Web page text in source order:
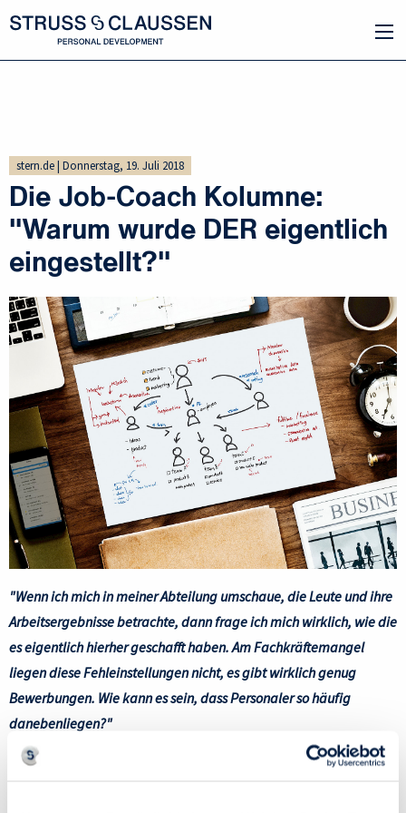
stern.de | Donnerstag, 19. Juli 2018
Die Job-Coach Kolumne:
"Warum wurde DER eigentlich
eingestellt?"
"Wenn ich mich in meiner Abteilung umschaue, die Leute und ihre
Arbeitsergebnisse betrachte, dann frage ich mich wirklich, wie die
es eigentlich hierher geschafft haben. Am Fachkräftemangel
liegen diese Fehleinstellungen nicht, es gibt wirklich genug
Bewerbungen. Wie kann es sein, dass Personaler so häufig
danebenliegen?"
Zwischen der Formulierung einer Stellenausschreibung und